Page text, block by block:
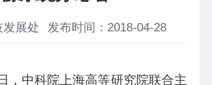
发展处 发布时间：2018-04-28
，中科院上海高等研究院联合主